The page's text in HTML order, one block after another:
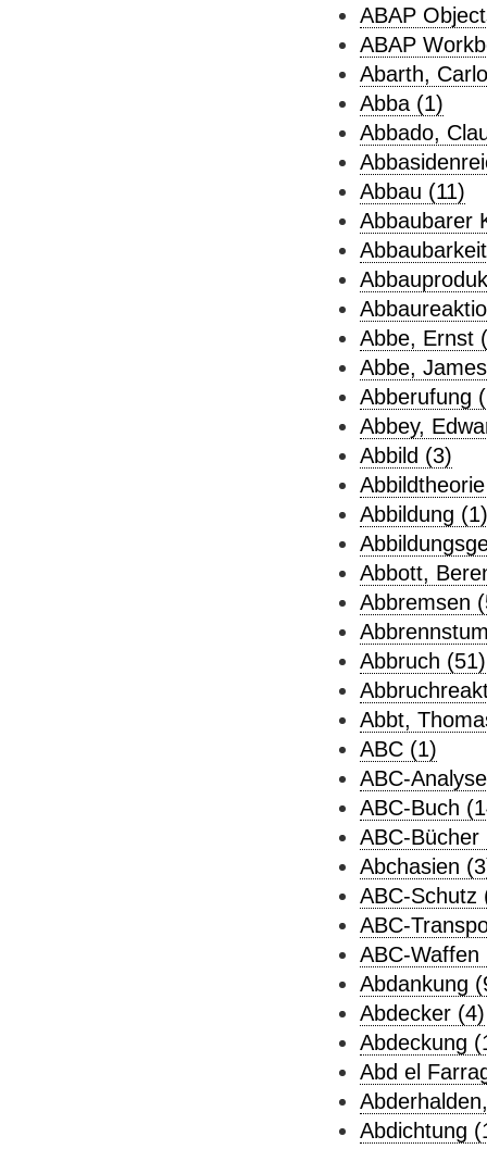
ABAP
ABAP
Abarth,
Abba (1)
Abbado,
Abbau (11)
Abbaubarer
Abbe, Ernst
Abbe,
Abberufung
Abbey,
Abbild (3)
Abbildung (1)
Abbott,
Abbremsen
Abbruch (51)
Abbt,
ABC (1)
ABC-
ABC-Buch
ABC-Bücher
Abchasien
ABC-Schutz
ABC-
ABC-Waffen
Abdankung
Abdecker (4)
Abdeckung
Abd el
Abdichtung